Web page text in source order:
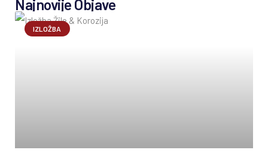
Najnovije Objave
IZLOŽBA